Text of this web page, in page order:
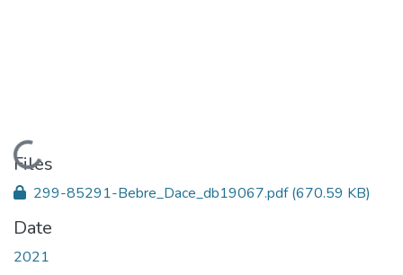
Loading...
Files
299-85291-Bebre_Dace_db19067.pdf(670.59 KB)
Date
2021